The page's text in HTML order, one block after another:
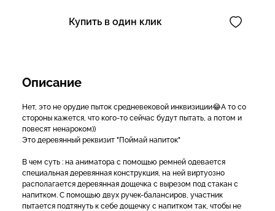
Купить в один клик
Описание
Нет, это не орудие пыток средневековой инквизиции😂А то со
стороны кажется, что кого-то сейчас будут пытать, а потом и
повесят ненароком))
Это деревянный реквизит "Поймай напиток"
В чем суть : на аниматора с помощью ремней одевается
специальная деревянная конструкция, на ней виртуозно
располагается деревянная дощечка с вырезом под стакан с
напитком. С помощью двух ручек-балансиров, участник
пытается подтянуть к себе дощечку с напитком так, чтобы не